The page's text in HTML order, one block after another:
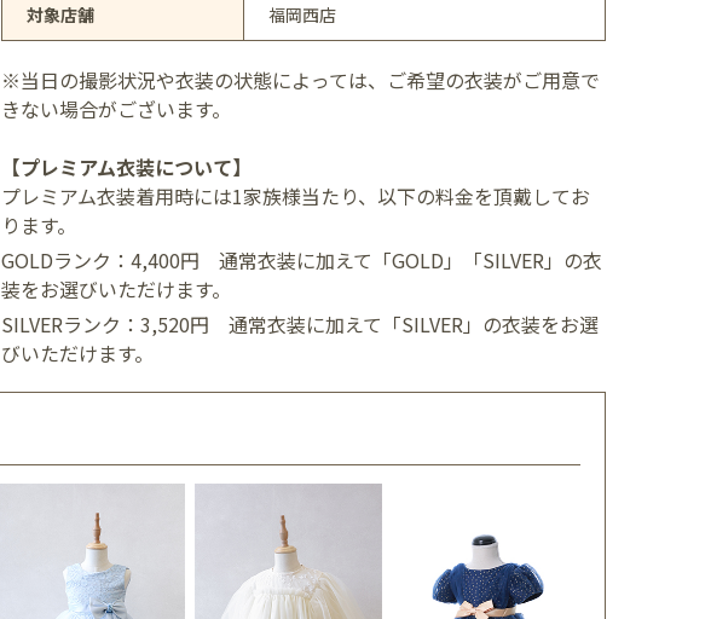
対象店舗 福岡西店
※当日の撮影状況や衣装の状態によっては、ご希望の衣装がご用意で
きない場合がございます。
【プレミアム衣装について】
プレミアム衣装着用時には1家族様当たり、以下の料金を頂戴してお
ります。
GOLDランク：4,400円 通常衣装に加えて「GOLD」「SILVER」の衣
装をお選びいただけます。
SILVERランク：3,520円 通常衣装に加えて「SILVER」の衣装をお選
びいただけます。